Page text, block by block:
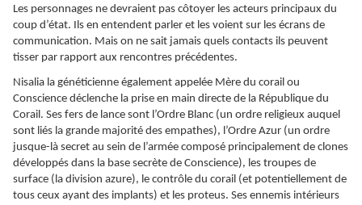
Les personnages ne devraient pas côtoyer les acteurs principaux du
coup d’état. Ils en entendent parler et les voient sur les écrans de
communication. Mais on ne sait jamais quels contacts ils peuvent
tisser par rapport aux rencontres précédentes.
Nisalia la généticienne également appelée Mère du corail ou
Conscience déclenche la prise en main directe de la République du
Corail. Ses fers de lance sont l’Ordre Blanc (un ordre religieux auquel
sont liés la grande majorité des empathes), l’Ordre Azur (un ordre
jusque-là secret au sein de l’armée composé principalement de clones
développés dans la base secrète de Conscience), les troupes de
surface (la division azure), le contrôle du corail (et potentiellement de
tous ceux ayant des implants) et les proteus. Ses ennemis intérieurs